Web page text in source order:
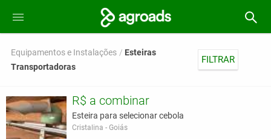
Equipamentos e Instalações
Esteiras
Transportadoras
FILTRAR
R$ a combinar
Esteira para selecionar cebola
Cristalina - Goiás